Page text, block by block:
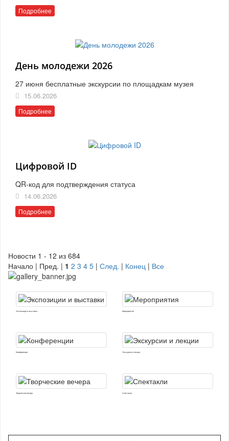
Подробнее
День молодежи 2026
27 июня бесплатные экскурсии по площадкам музея
15.06.2026
Подробнее
Цифровой ID
QR-код для подтверждения статуса
14.06.2026
Подробнее
Новости 1 - 12 из 684
Начало | Пред. | 1 2 3 4 5 | След. | Конец | Все
Экспозиции и выставки Мероприятия
Конференции Экскурсии и лекции
Творческие вечера Спектакли